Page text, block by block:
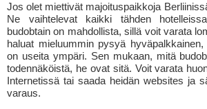
Jos olet miettivät majoituspaikkoja
Ne vaihtelevat kaikki tähden
budobtain on mahdollista, sillä voit varata
haluat mieluummin pysyä
on useita ympäri. Sen mukaan, mitä
todennäköistä, he ovat sitä. Voit varata
Internetissä tai saada heidän websites ja
varaus.